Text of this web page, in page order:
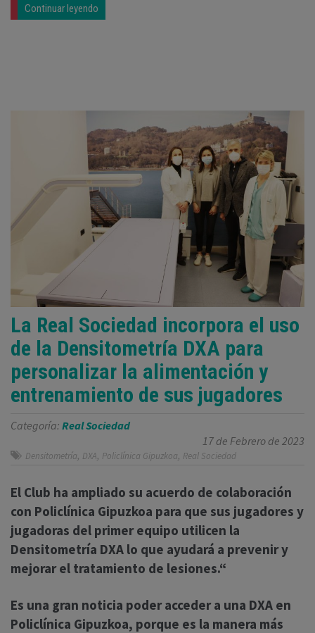
Continuar leyendo
La Real Sociedad incorpora el uso
de la Densitometría DXA para
personalizar la alimentación y
entrenamiento de sus jugadores
Categoría: Real Sociedad
17 de Febrero de 2023
Densitometría, DXA, Policlínica Gipuzkoa, Real Sociedad
El Club ha ampliado su acuerdo de colaboración
con Policlínica Gipuzkoa para que sus jugadores y
jugadoras del primer equipo utilicen la
Densitometría DXA lo que ayudará a prevenir y
mejorar el tratamiento de lesiones.“
Es una gran noticia poder acceder a una DXA en
Policlínica Gipuzkoa, porque es la manera más